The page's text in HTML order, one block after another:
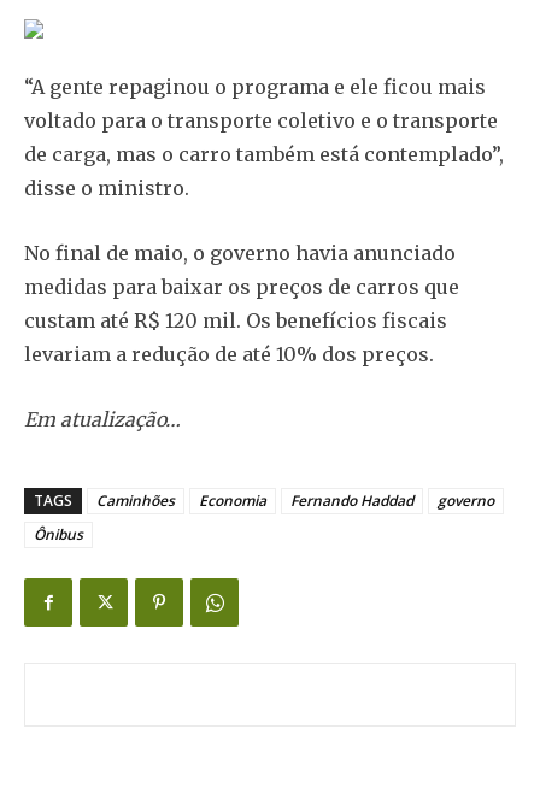
“A gente repaginou o programa e ele ficou mais
voltado para o transporte coletivo e o transporte
de carga, mas o carro também está contemplado”,
disse o ministro.
No final de maio, o governo havia anunciado
medidas para baixar os preços de carros que
custam até R$ 120 mil. Os benefícios fiscais
levariam a redução de até 10% dos preços.
Em atualização…
TAGS Caminhões Economia Fernando Haddad
governo
Ônibus